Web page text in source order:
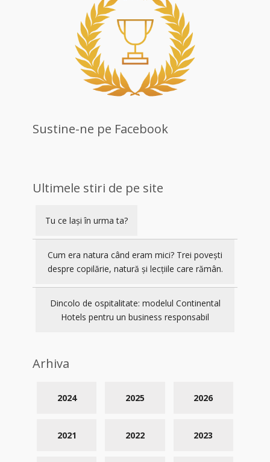
Sustine-ne pe Facebook
Ultimele stiri de pe site
Tu ce lași în urma ta?
Cum era natura când eram mici? Trei povești
despre copilărie, natură și lecțiile care rămân.
Dincolo de ospitalitate: modelul Continental
Hotels pentru un business responsabil
Arhiva
2026
2025
2024
2023
2022
2021